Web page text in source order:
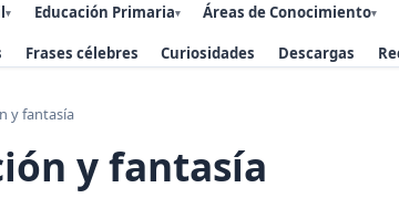
▾ Educación Primaria▾ Áreas de Conocimiento▾
Frases célebres Curiosidades Descargas
y fantasía
y fantasía